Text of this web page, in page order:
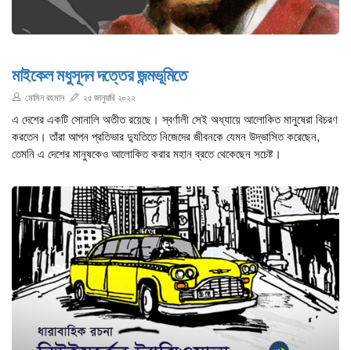
মাইকেল মধুসূদন দত্তের জন্মভূমিতে
মোমিন রহমান ২৫ জানুয়ারি ২০২২
এ দেশের একটি সোনালি অতীত রয়েছে। স্বর্ণালী সেই অধ্যায়ে আলোকিত মানুষেরা বিচরণ
করতেন। তাঁরা আপন প্রতিভার দ্যুতিতে নিজেদের জীবনকে যেমন উদ্ভাসিত করেছেন,
তেমনি এ দেশের মানুষকেও আলোকিত করার মহান ব্রতে থেকেছেন সচেষ্ট।